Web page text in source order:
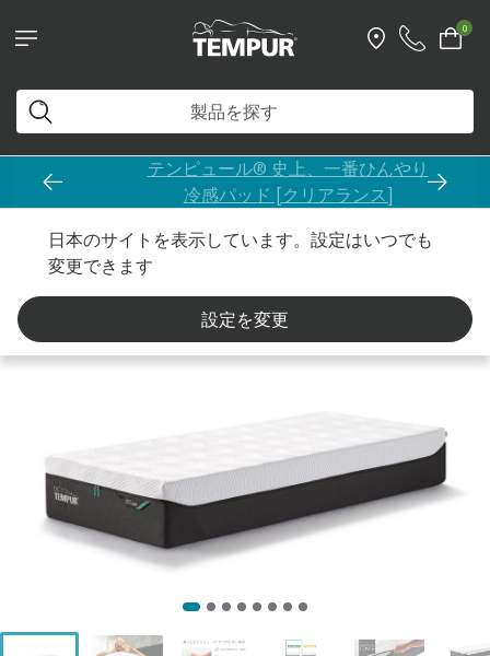
0
テンピュール® 史上、一番ひんやり
冷感パッド [クリアランス]
日本のサイトを表示しています。設定はいつでも
変更できます
設定を変更
ホーム マットレス プロ